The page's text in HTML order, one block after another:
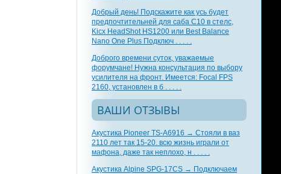
Добрый день! Подскажите как усь будет
предпочтительней для саба С10 в стелс,
Kicx HeadShot HS1200 или Best Balance
Nano One Plus Подключ . . . . .
Доброго времени суток, уважаемые
форумчане! Нужна консультация по выбору
усилителя на фронт. Имеется: Focal FPS
2160, установлен в б . . . . .
ВАШИ ОТЗЫВЫ
Акустика Pioneer TS-A6916 → Стояли в ваз
2110 лет так 15-20. всю жизнь играли от
мафона, даже так неплохо, н . . . . .
Акустика Alpine SPG-17CS → Подключаем